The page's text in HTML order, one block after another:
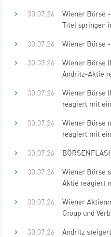
30.07.26
Wiener Börse
Titel springen
30.07.26
Wiener Börse
30.07.26
Wiener Börse
Andritz-Aktie
30.07.26
Wiener Börse
reagiert mit
30.07.26
Wiener Börse
reagiert mit
30.07.26
30.07.26
Wiener Börse
Aktie reagiert
30.07.26
Wiener
Group und
30.07.26
Andritz